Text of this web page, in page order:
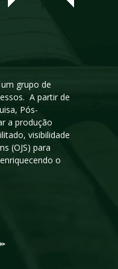
grupo de
A partir de
Pós-
a produção
visibilidade
(OJS) para
o